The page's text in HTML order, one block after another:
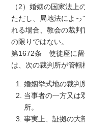
（2）婚姻の国家法上
ただし、局地法によ
れる場合、教会の裁判
の限りではない。
第1672条 使徒座に留
は、次の裁判所が管轄
婚姻挙式地の裁判
当事者の一方又は
所。
事実上、証拠の大